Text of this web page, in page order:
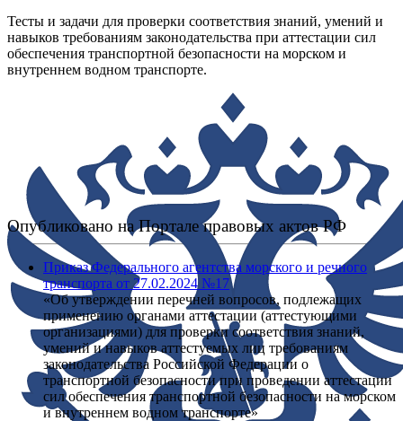
Тесты и задачи для проверки соответствия знаний, умений и
навыков требованиям законодательства при аттестации сил
обеспечения транспортной безопасности на морском и
внутреннем водном транспорте.
Опубликовано на Портале правовых актов РФ
Приказ Федерального агентства морского и речного
транспорта от 27.02.2024 №17
«Об утверждении перечней вопросов, подлежащих
применению органами аттестации (аттестующими
организациями) для проверки соответствия знаний,
умений и навыков аттестуемых лиц требованиям
законодательства Российской Федерации о
транспортной безопасности при проведении аттестации
сил обеспечения транспортной безопасности на морском
и внутреннем водном транспорте»